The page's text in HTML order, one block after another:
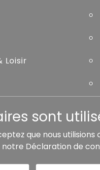
Loisir
sont
que nous utilisions
notre Déclaration de